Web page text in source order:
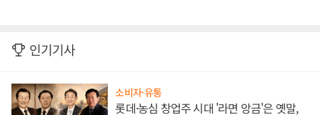
인기기사
소비자·유통
롯데·농심 창업주 시대 '라면 앙금'은 옛말,